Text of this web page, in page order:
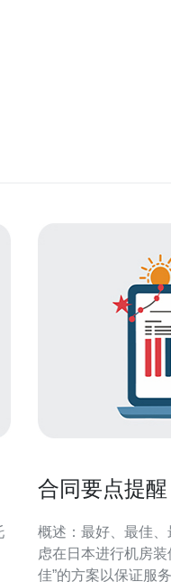
合同要点提
概述：最好、最佳
虑在日本进行机房装
佳”的方案以保证服